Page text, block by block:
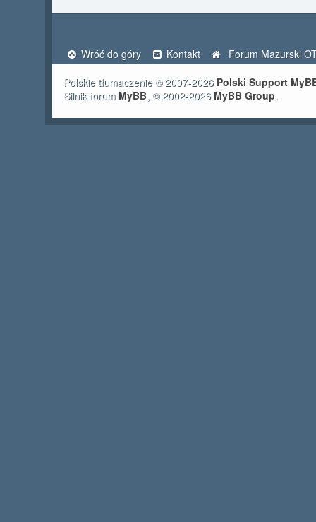
Wróć do góry Kontakt
Forum Mazurski
Polskie tłumaczenie © 2007-2026 Polski Support
Silnik forum MyBB, © 2002-2026 MyBB Group .